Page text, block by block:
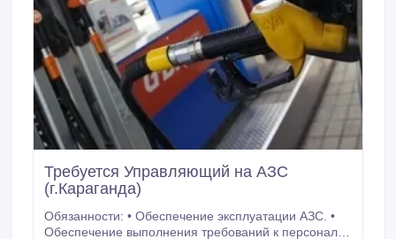
Требуется Управляющий на АЗС
(г.Караганда)
Обязанности: • Обеспечение эксплуатации АЗС. •
Обеспечение выполнения требований к персоналу